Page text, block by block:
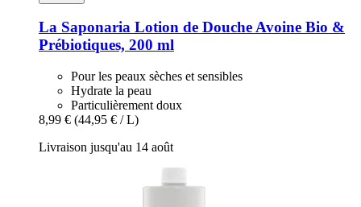
La Saponaria Lotion de Douche Avoine Bio &
Prébiotiques, 200 ml
Pour les peaux sèches et sensibles
Hydrate la peau
Particulièrement doux
8,99 € (44,95 € / L)
Livraison jusqu'au 14 août